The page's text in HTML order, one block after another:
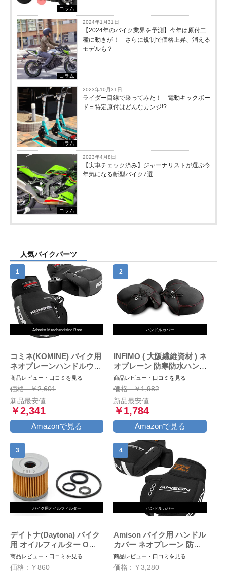
コラム
コラム
2024年1月31日
【2024年のバイク業界を予測】今年は原付二
種に動きが！ さらに規制で価格上昇、消える
モデルも？
コラム
2023年10月31日
ライダー目線で乗ってみた！ 電動キックボー
ド＝特定原付はどんなカンジ!?
コラム
2023年4月8日
【実車チェック済み】ジャーナリストが選ぶ今
年気になる新型バイク7選
人気バイクパーツ
Arborist Merchandising Root
コミネ(KOMINE) バイク用
ネオプレーンハンドルウォ
ーマー/ハンドルカバー ブ
ラック/グレー フリー AK-
021 345
商品レビュー・口コミを見る
価格 : ￥2,601
新品最安値 :
￥2,341
Amazonで見る
ハンドルカバー
INFIMO ( 大阪繊維資材 ) ネ
オプレーン 防寒防水ハンド
ルカバー ブラック WNHC-
03
商品レビュー・口コミを見る
価格 : ￥1,982
新品最安値 :
￥1,784
Amazonで見る
バイク用オイルフィルター
デイトナ(Daytona) バイク
用 オイルフィルター Oリ
ング ドレンワッシャー ア
ドレスV125/G/S 等 オイル
商品レビュー・口コミを見る
価格 : ￥860
ハンドルカバー
Amison バイク用 ハンドル
カバー ネオプレーン 防寒
防水 防風 ハンドルウォー
マー 保温 反射コーティン
商品レビュー・口コミを見る
価格 : ￥3,280